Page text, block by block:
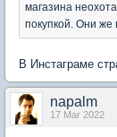
магазина
покупкой. Они же
В Инстаграме
napalm
17 Mar 2022